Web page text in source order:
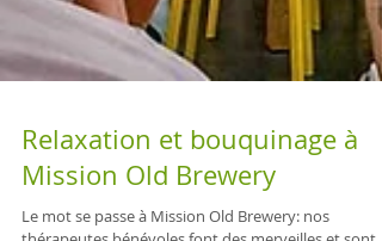
Relaxation et bouquinage à
Mission Old Brewery